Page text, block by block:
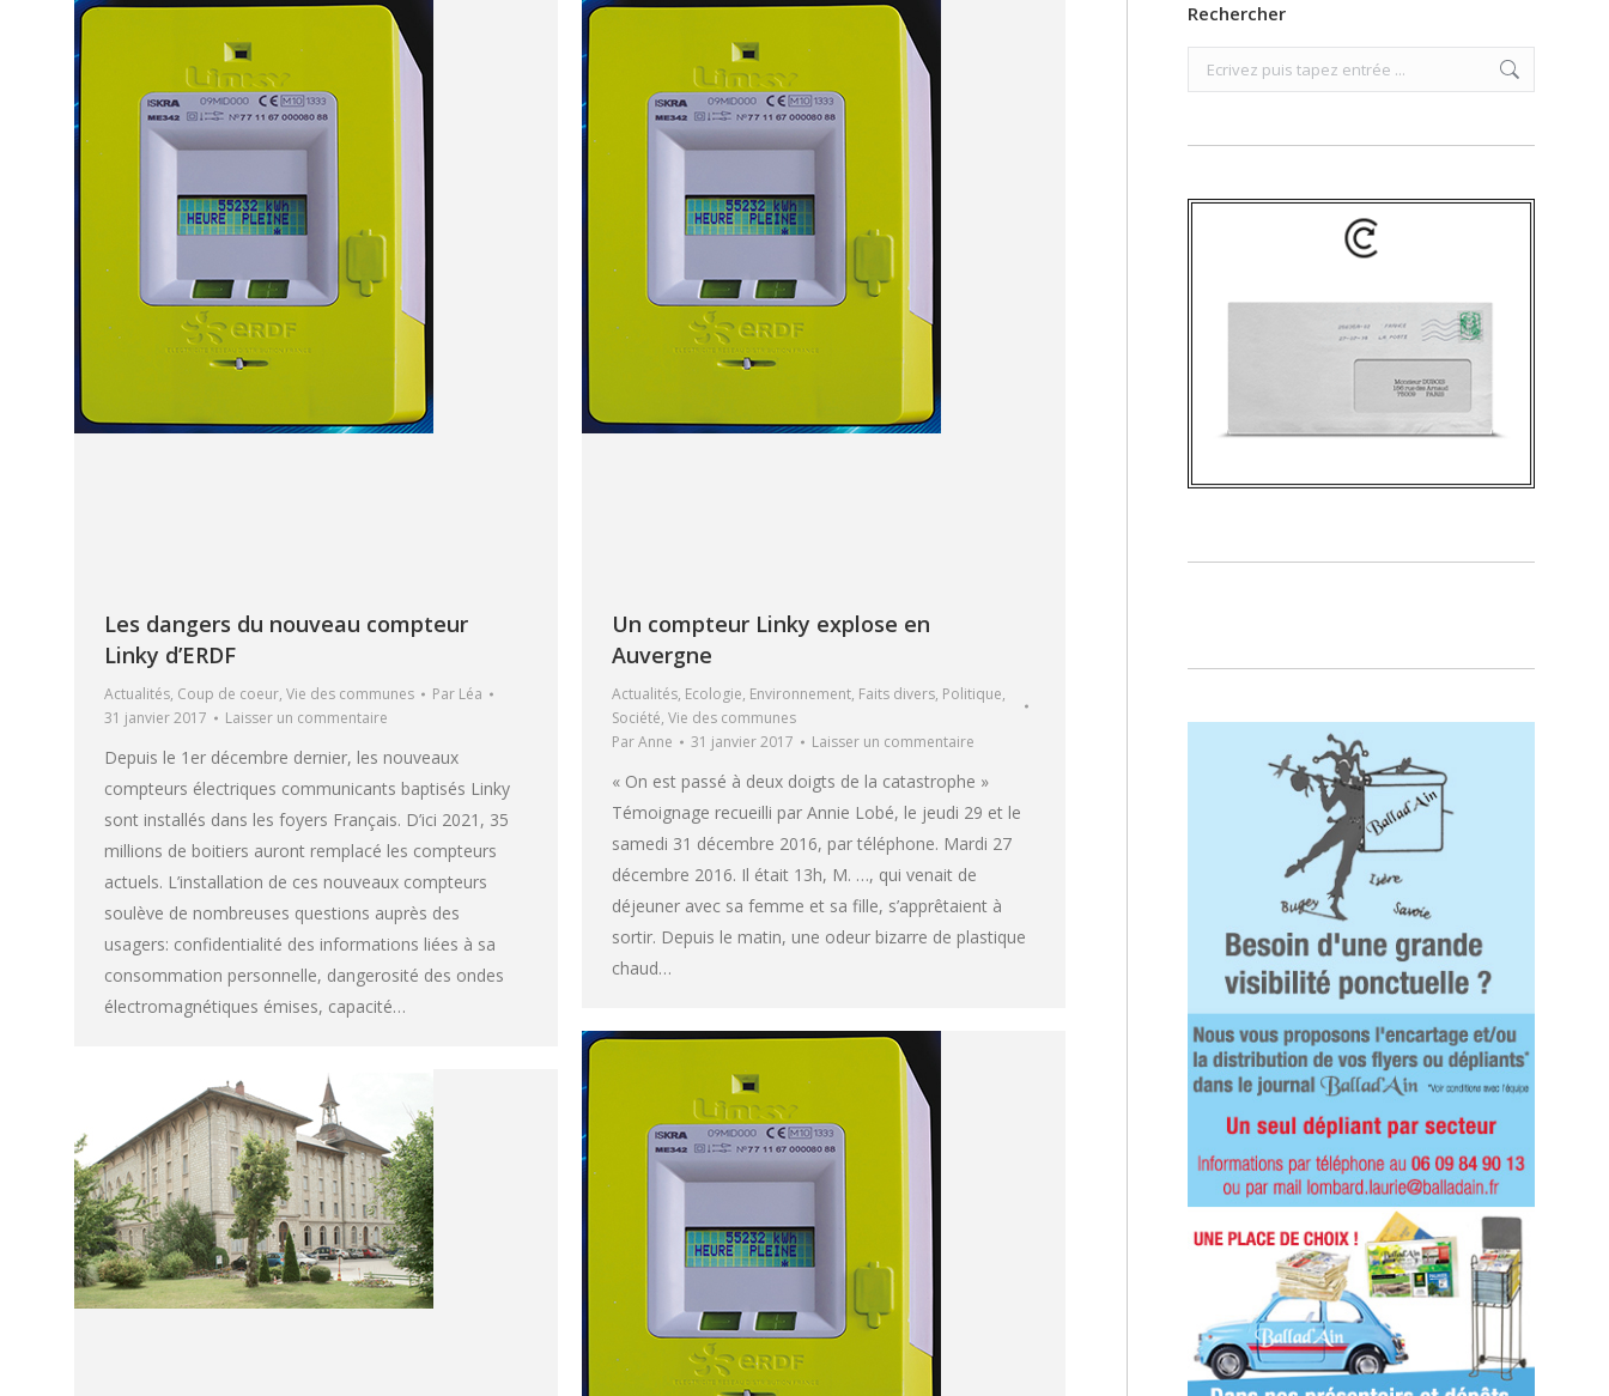
Les dangers du nouveau compteur
Linky d’ERDF
Actualités, Coup de coeur, Vie des communes Par Léa
31 janvier 2017
Laisser un commentaire
Depuis le 1er décembre dernier, les nouveaux
compteurs électriques communicants baptisés Linky
sont installés dans les foyers Français. D’ici 2021, 35
millions de boitiers auront remplacé les compteurs
actuels. L’installation de ces nouveaux compteurs
soulève de nombreuses questions auprès des
usagers: confidentialité des informations liées à sa
consommation personnelle, dangerosité des ondes
électromagnétiques émises, capacité…
Un compteur Linky explose en
Auvergne
Actualités, Ecologie, Environnement, Faits divers, Politique,
Société, Vie des communes
ParAnne 31 janvier 2017 Laisser un commentaire
« On est passé à deux doigts de la catastrophe »
Témoignage recueilli par Annie Lobé, le jeudi 29 et le
samedi 31 décembre 2016, par téléphone. Mardi 27
décembre 2016. Il était 13h, M. …, qui venait de
déjeuner avec sa femme et sa fille, s’apprêtaient à
sortir. Depuis le matin, une odeur bizarre de plastique
chaud…
Rechercher
Search: